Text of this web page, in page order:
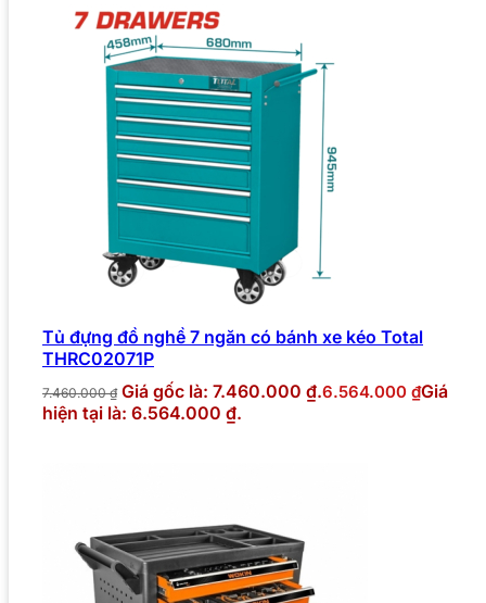
Tủ đựng đồ nghề 7 ngăn có bánh xe kéo Total
THRC02071P
7.460.000₫ Giá gốc là: 7.460.000 ₫.6.564.000 ₫Giá
hiện tại là: 6.564.000 ₫.